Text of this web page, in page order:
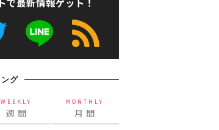
グ
WEEKLY
週 間
MONTHLY
月 間